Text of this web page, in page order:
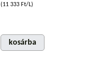
(11 333 Ft/L)
kosárba